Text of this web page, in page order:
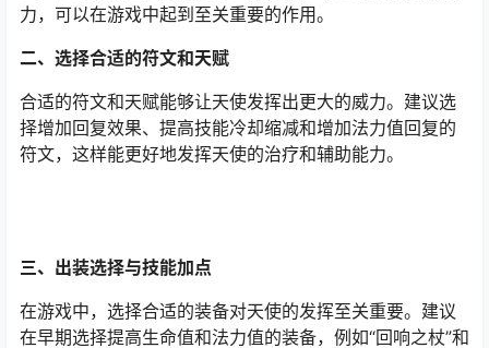
力，可以在游戏中起到至关重要的作用。
二、选择合适的符文和天赋
合适的符文和天赋能够让天使发挥出更大的威力。建议选
择增加回复效果、提高技能冷却缩减和增加法力值回复的
符文，这样能更好地发挥天使的治疗和辅助能力。
三、出装选择与技能加点
在游戏中，选择合适的装备对天使的发挥至关重要。建议
在早期选择提高生命值和法力值的装备，例如“回响之杖”和